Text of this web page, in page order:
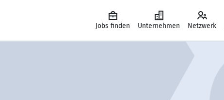
Jobs finden Unternehmen Netzwerk